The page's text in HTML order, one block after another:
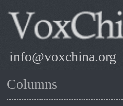
info@voxchina.org
Columns